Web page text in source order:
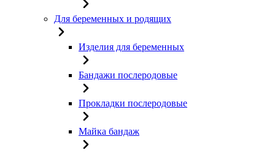
Для беременных и родящих
Изделия для беременных
Бандажи послеродовые
Прокладки послеродовые
Майка бандаж